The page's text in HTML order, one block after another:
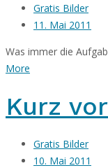
Gratis Bilder
11. Mai 2011
Was immer die
More
Kurz
Gratis Bilder
10. Mai 2011